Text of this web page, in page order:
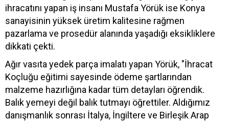
ihracatını yapan iş insanı Mustafa Yörük ise Konya
sanayisinin yüksek üretim kalitesine rağmen
pazarlama ve prosedür alanında yaşadığı eksikliklere
dikkati çekti.
Ağır vasıta yedek parça imalatı yapan Yörük, "İhracat
Koçluğu eğitimi sayesinde ödeme şartlarından
malzeme hazırlığına kadar tüm detayları öğrendik.
Balık yemeyi değil balık tutmayı öğrettiler. Aldığımız
danışmanlık sonrası İtalya, İngiltere ve Birleşik Arap